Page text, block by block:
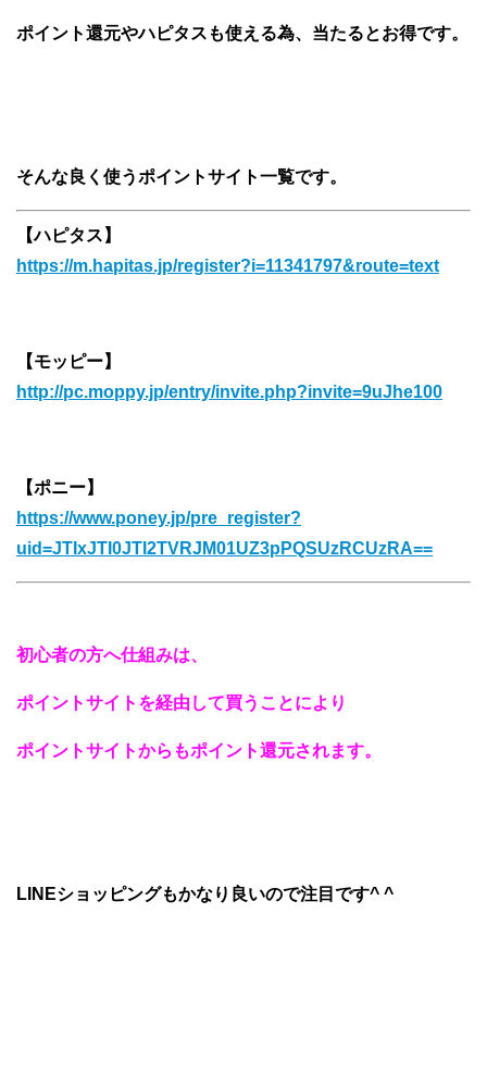
ポイント還元やハピタスも使える為、当たるとお得です。
そんな良く使うポイントサイト一覧です。
【ハピタス】
https://m.hapitas.jp/register?i=11341797&route=text
【モッピー】
http://pc.moppy.jp/entry/invite.php?invite=9uJhe100
【ポニー】
https://www.poney.jp/pre_register?
uid=JTIxJTI0JTI2TVRJM01UZ3pPQSUzRCUzRA==
初心者の方へ仕組みは、
ポイントサイトを経由して買うことにより
ポイントサイトからもポイント還元されます。
LINEショッピングもかなり良いので注目です^ ^